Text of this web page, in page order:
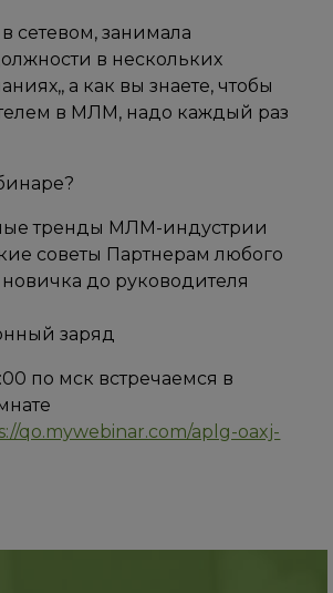
сетевом, занимала
в нескольких
а как вы знаете, чтобы
в МЛМ, надо каждый раз
тренды МЛМ-индустрии
советы Партнерам любого
новичка до руководителя
заряд
по мск встречаемся в
qo.mywebinar.com/aplg-oaxj-